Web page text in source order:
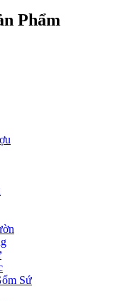
Phẩm
Sứ